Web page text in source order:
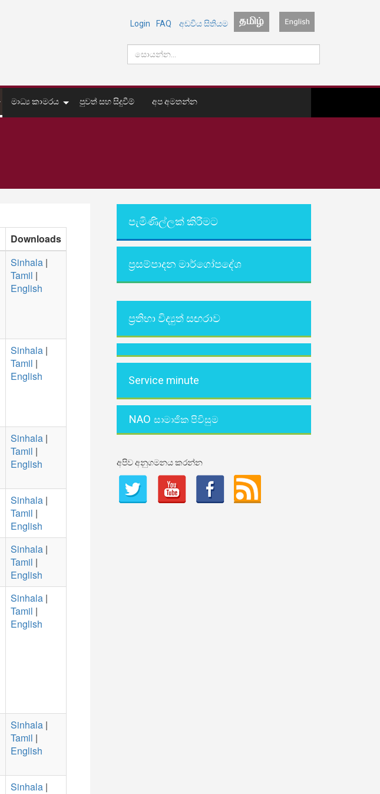
Login FAQ අඩවිය සිතියම
මාධ්‍ය කාමරය පුවත් සහ සිදුවීම් අප අමතන්න
Downloads
Sinhala |
Tamil |
English
Sinhala |
Tamil |
English
Sinhala |
Tamil |
English
Sinhala |
Tamil |
English
Sinhala |
Tamil |
English
Sinhala |
Tamil |
English
Sinhala |
Tamil |
English
Sinhala |
පැමිණිල්ලක් කිරීමට
ප්‍රසම්පාදන මාර්ගෝපදේශ
ප්‍රතිභා විද්‍යුත් සඟරාව
Service minute
NAO සාමාජික පිවිසුම
අපිව අනුගමනය කරන්න